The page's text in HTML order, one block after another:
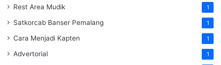
Rest Area Mudik 1
Satkorcab Banser Pemalang 1
Cara Menjadi Kapten 1
Advertorial 1